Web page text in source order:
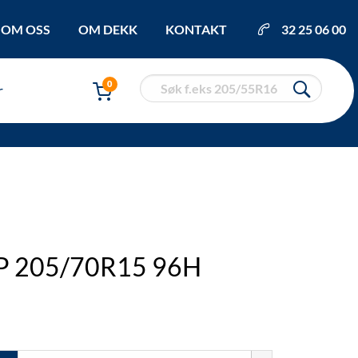
OM OSS OM DEKK KONTAKT 32 25 06 00
0
205/70R15 96H